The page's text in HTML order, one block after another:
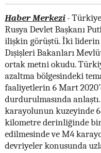
Haber Merkezi-
Rusya Devlet Başkanı
ilişkin görüştü. İki liderin
Dışişleri Bakanları
ortak metni okudu.
azaltma bölgesindeki
faaliyetlerin 6 Mart
durdurulmasında
karayolunun kuzeyinde
kilometre derinliğinde
edilmesinde ve M4
devriyeler konusunda